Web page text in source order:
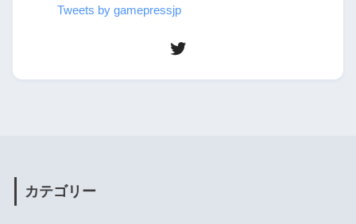
Tweets by gamepressjp
カテゴリー